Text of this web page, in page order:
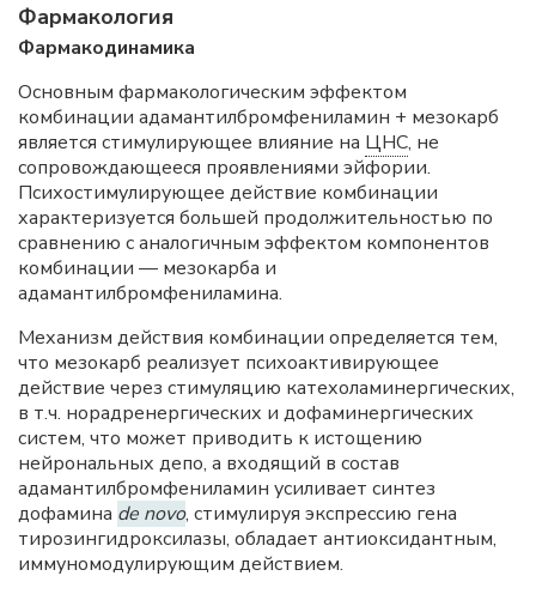
Фармакология
Фармакодинамика
Основным фармакологическим эффектом
комбинации адамантилбромфениламин + мезокарб
является стимулирующее влияние на ЦНС, не
сопровождающееся проявлениями эйфории.
Психостимулирующее действие комбинации
характеризуется большей продолжительностью по
сравнению с аналогичным эффектом компонентов
комбинации — мезокарба и
адамантилбромфениламина.
Механизм действия комбинации определяется тем,
что мезокарб реализует психоактивирующее
действие через стимуляцию катехоламинергических,
в т.ч. норадренергических и дофаминергических
систем, что может приводить к истощению
нейрональных депо, а входящий в состав
адамантилбромфениламин усиливает синтез
дофамина de novo, стимулируя экспрессию гена
тирозингидроксилазы, обладает антиоксидантным,
иммуномодулирующим действием.